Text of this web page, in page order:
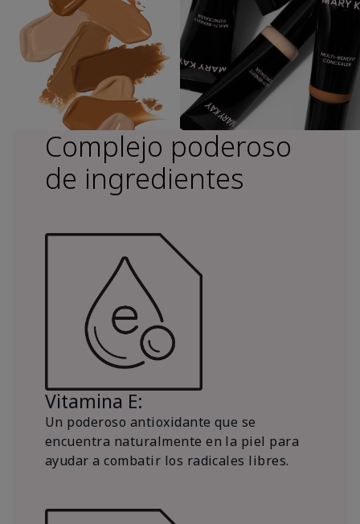
Complejo poderoso
de ingredientes
Vitamina E:
Un poderoso antioxidante que se
encuentra naturalmente en la piel para
ayudar a combatir los radicales libres.